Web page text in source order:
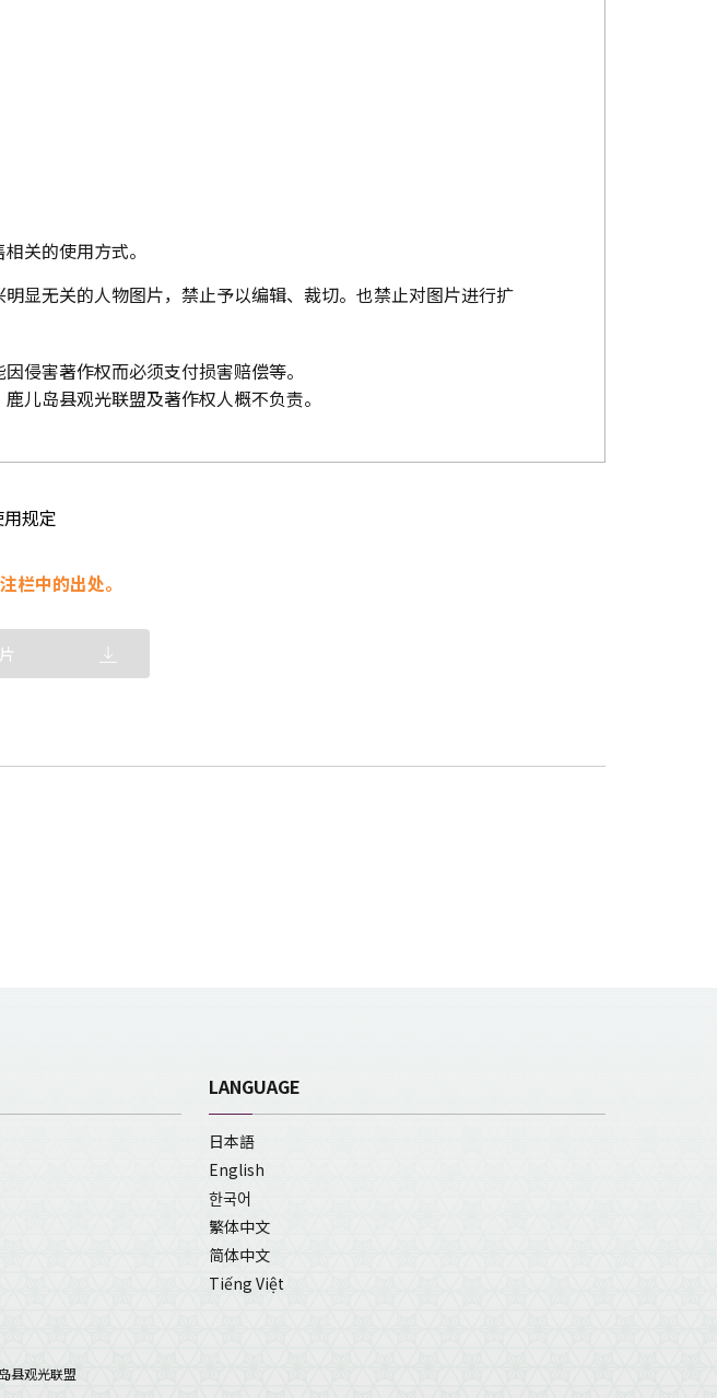
关的使用方式。
显无关的人物图片，禁止予以编辑、裁切。也禁止对图片进行扩
侵害著作权而必须支付损害赔偿等。
儿岛县观光联盟及著作权人概不负责。
规定
栏中的出处。
LANGUAGE
日本語
English
한국어
繁体中文
简体中文
Tiếng Việt
县观光联盟